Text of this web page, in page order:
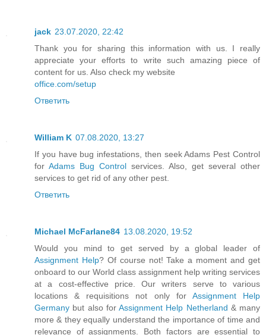
jack 23.07.2020, 22:42
Thank you for sharing this information with us. I really
appreciate your efforts to write such amazing piece of
content for us. Also check my website
office.com/setup
Ответить
William K 07.08.2020, 13:27
If you have bug infestations, then seek Adams Pest Control
for Adams Bug Control services. Also, get several other
services to get rid of any other pest.
Ответить
Michael McFarlane84 13.08.2020, 19:52
Would you mind to get served by a global leader of
Assignment Help? Of course not! Take a moment and get
onboard to our World class assignment help writing services
at a cost-effective price. Our writers serve to various
locations & requisitions not only for Assignment Help
Germany but also for Assignment Help Netherland & many
more & they equally understand the importance of time and
relevance of assignments. Both factors are essential to